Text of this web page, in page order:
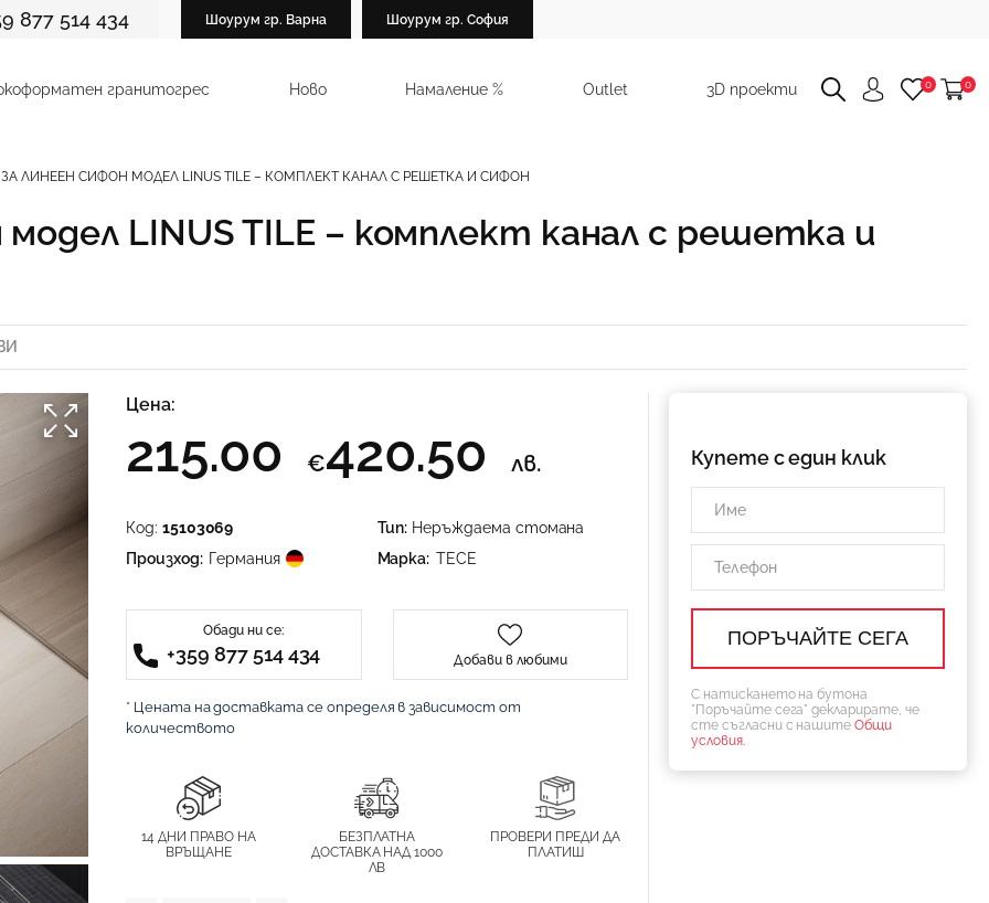
877 514 434 Шоурум гр. Варна Шоурум гр. София
гранитогрес Ново Намаление % Outlet 3D проекти 0 0
ЛИНЕЕН СИФОН МОДЕЛ LINUS TILE – КОМПЛЕКТ КАНАЛ С РЕШЕТКА И СИФОН
LINUS TILE – комплект канал с решетка и
Цена:
215.00 €420.50 лв.
Код: 15103069 Тип: Неръждаема стомана
Произход: Германия Марка:TECE
Обади ни се:
+359 877 514 434 Добави в любими
* Цената на доставката се определя в зависимост от
количеството
14 ДНИ ПРАВО НА
ВРЪЩАНЕ
БЕЗПЛАТНА
ДОСТАВКА НАД 1000
ЛВ
ПРОВЕРИ ПРЕДИ ДА
ПЛАТИШ
Купете с един клик
С натискането на бутона
"Поръчайте сега" декларирате, че
сте съгласни с нашитеОбщи
условия.